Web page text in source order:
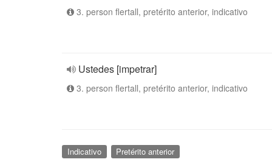
3. person flertall, pretérito anterior, indicativo
Ustedes [impetrar]
3. person flertall, pretérito anterior, indicativo
Indicativo Pretérito anterior